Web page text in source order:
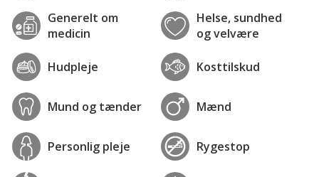
Generelt om
medicin
Helse, sundhed
og velvære
Hudpleje Kosttilskud
Mund og tænder Mænd
Personlig pleje Rygestop